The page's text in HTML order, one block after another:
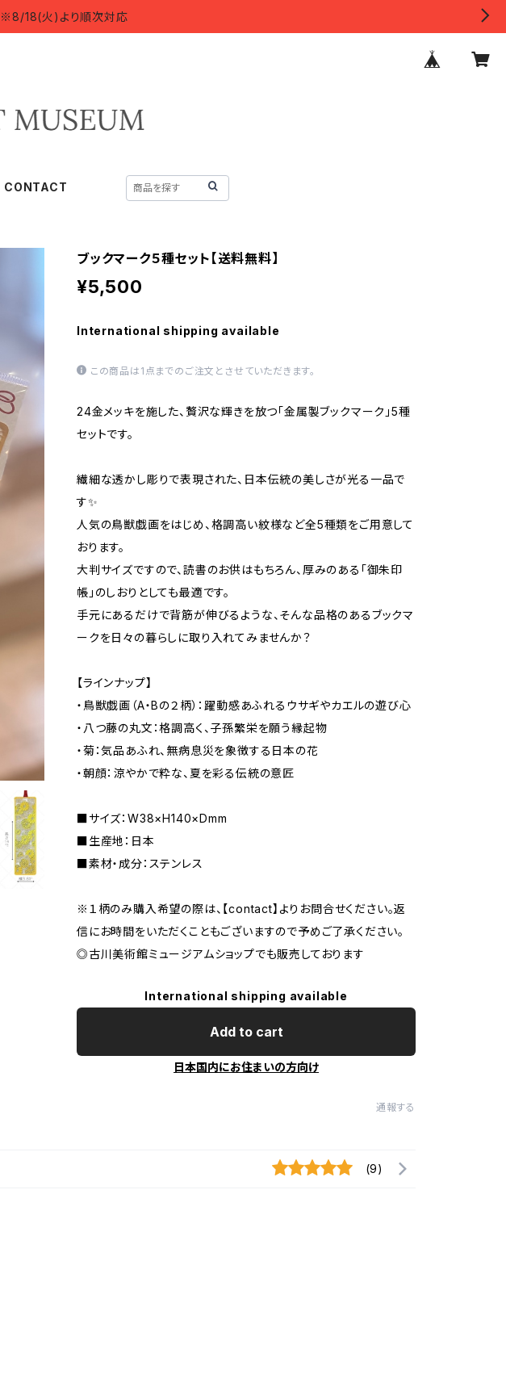
※8/18(火)より順次対応
CONTACT
ブックマーク５種セット【送料無料】
¥5,500
International shipping available
この商品は1点までのご注文とさせていただきます。
24金メッキを施した、贅沢な輝きを放つ「金属製ブックマーク」5種
セットです。
繊細な透かし彫りで表現された、日本伝統の美しさが光る一品で
す✨
人気の鳥獣戯画をはじめ、格調高い紋様など全5種類をご用意して
おります。
大判サイズですので、読書のお供はもちろん、厚みのある「御朱印
帳」のしおりとしても最適です。
手元にあるだけで背筋が伸びるような、そんな品格のあるブックマ
ークを日々の暮らしに取り入れてみませんか？
【ラインナップ】
・鳥獣戯画（A・Bの２柄）：躍動感あふれるウサギやカエルの遊び心
・八つ藤の丸文：格調高く、子孫繁栄を願う縁起物
・菊：気品あふれ、無病息災を象徴する日本の花
・朝顔：涼やかで粋な、夏を彩る伝統の意匠
■サイズ：W38×H140×Dmm
■生産地：日本
■素材・成分：ステンレス
※１柄のみ購入希望の際は、【contact】よりお問合せください。返
信にお時間をいただくこともございますので予めご了承ください。
◎古川美術館ミュージアムショップでも販売しております
International shipping available
Add to cart
日本国内にお住まいの方向け
通報する
(9)